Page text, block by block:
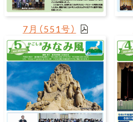
7月（551号）